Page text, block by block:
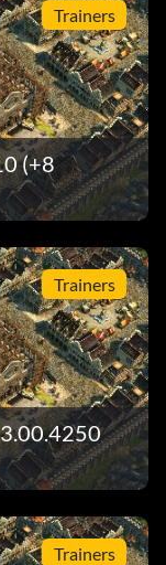
Trainers
(+8
Trainers
Trainers